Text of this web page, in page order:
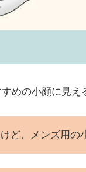
めの小顔に見え
ど、メンズ用の